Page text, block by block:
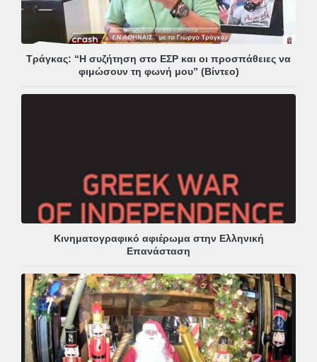
Τράγκας: “Η συζήτηση στο ΕΣΡ και οι προσπάθειες να
φιμώσουν τη φωνή μου” (Βίντεο)
Κινηματογραφικό αφιέρωμα στην Ελληνική
Επανάσταση